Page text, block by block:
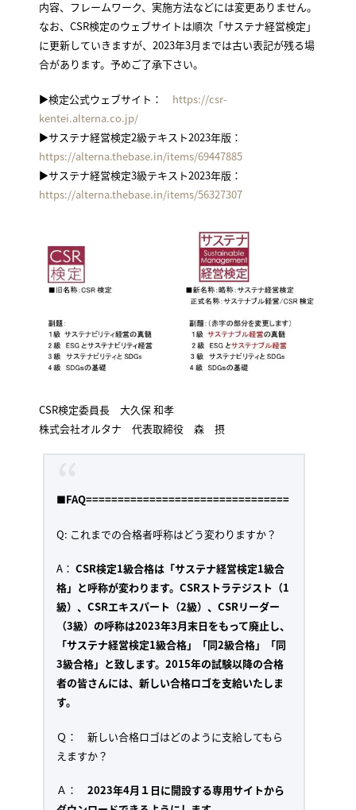
内容、フレームワーク、実施方法などには変更ありません。
なお、CSR検定のウェブサイトは順次「サステナ経営検定」
に更新していきますが、2023年3月までは古い表記が残る場
合があります。予めご了承下さい。
▶検定公式ウェブサイト： https://csr-
kentei.alterna.co.jp/
▶サステナ経営検定2級テキスト2023年版：
https://alterna.thebase.in/items/69447885
▶サステナ経営検定3級テキスト2023年版：
https://alterna.thebase.in/items/56327307
CSR検定委員長 大久保 和孝
株式会社オルタナ 代表取締役 森 摂
■FAQ================================
Q: これまでの合格者呼称はどう変わりますか？
A： CSR検定1級合格は「サステナ経営検定1級合
格」と呼称が変わります。CSRストラテジスト（1
級）、CSRエキスパート（2級）、CSRリーダー
（3級）の呼称は2023年3月末日をもって廃止し、
「サステナ経営検定1級合格」「同2級合格」「同
3級合格」と致します。2015年の試験以降の合格
者の皆さんには、新しい合格ロゴを支給いたしま
す。
Ｑ： 新しい合格ロゴはどのように支給してもら
えますか？
Ａ： 2023年4月１日に開設する専用サイトから